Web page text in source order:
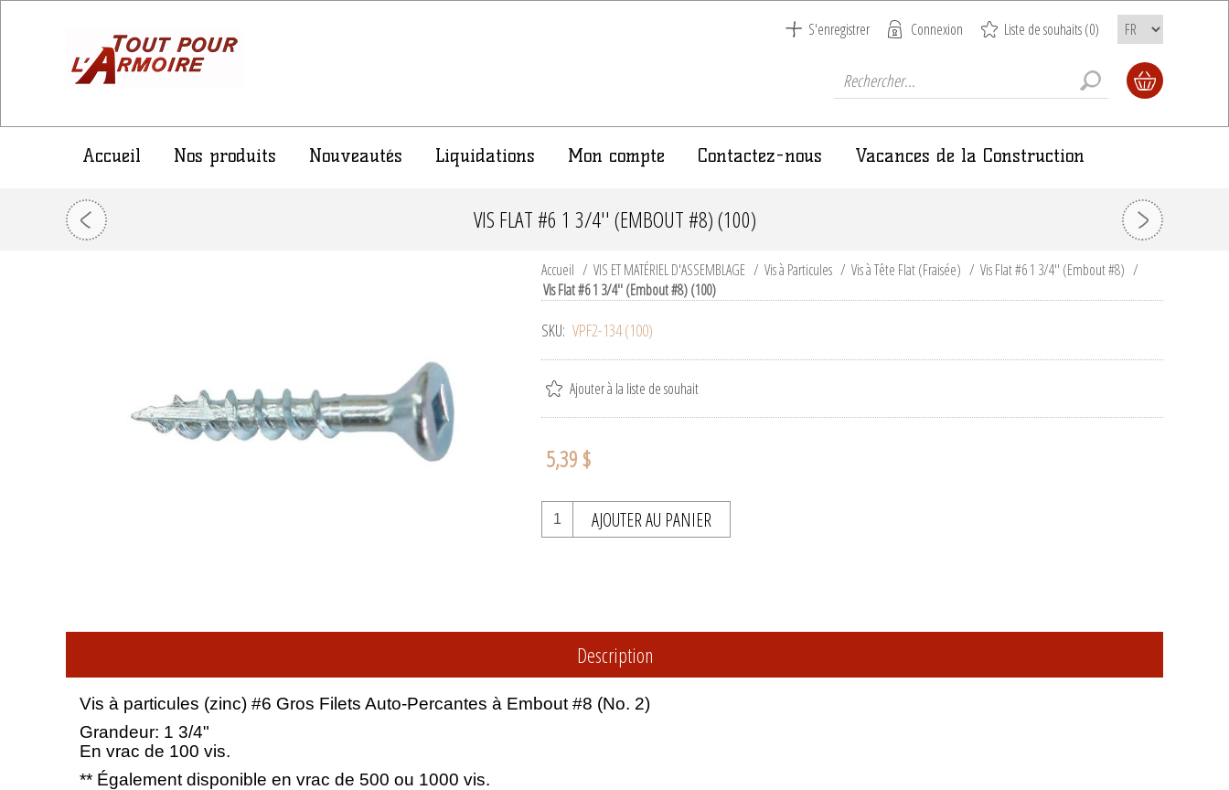
S'enregistrer Connexion Liste de souhaits(0)
Accueil Nos produits Nouveautés Liquidations Mon compte Contactez-nous Vacances de la Construction
VIS FLAT #6 1 3/4'' (EMBOUT #8) (100)
Accueil / VIS ET MATÉRIEL D'ASSEMBLAGE / Vis à Particules / Vis à Tête Flat (Fraisée) / Vis Flat #6 1 3/4'' (Embout #8) /
Vis Flat #6 1 3/4'' (Embout #8) (100)
SKU: VPF2-134 (100)
Ajouter à la liste de souhait
5,39 $
AJOUTER AU PANIER
Description
Vis à particules (zinc) #6 Gros Filets Auto-Percantes à Embout #8 (No. 2)
Grandeur: 1 3/4"
En vrac de 100 vis.
** Également disponible en vrac de 500 ou 1000 vis.